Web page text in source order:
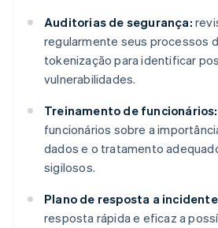
Auditorias de segurança:
regularmente seus processos
tokenização para identificar
vulnerabilidades.
Treinamento de funcionários:
funcionários sobre a
dados e o tratamento
sigilosos.
Plano de resposta a
resposta rápida e eficaz a